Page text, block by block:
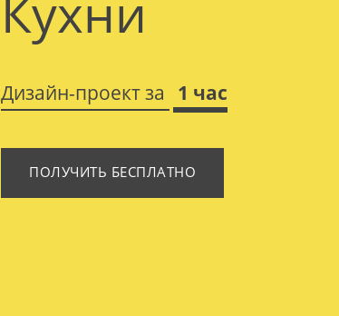
Дизайн-проект за 1 час
ПОЛУЧИТЬ БЕСПЛАТНО